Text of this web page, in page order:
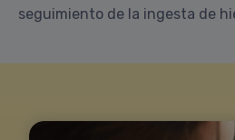
seguimiento de la ingesta de